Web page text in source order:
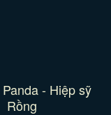
- Hiệp sỹ
Rồng